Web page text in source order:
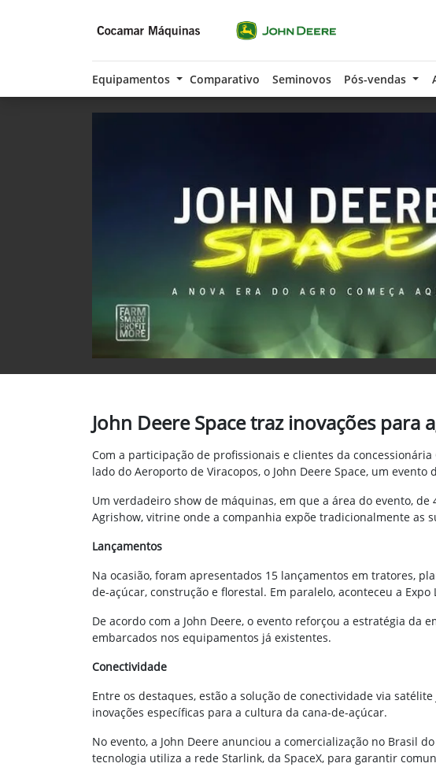
Equipamentos Comparativo Seminovos Pós-vendas
John Deere Space traz inovações
Com a participação de profissionais e clientes da
lado do Aeroporto de Viracopos, o John Deere Space, um
Um verdadeiro show de máquinas, em que a área do evento,
Agrishow, vitrine onde a companhia expõe tradicionalmente as
Lançamentos
Na ocasião, foram apresentados 15 lançamentos em tratores,
de-açúcar, construção e florestal. Em paralelo, aconteceu a
De acordo com a John Deere, o evento reforçou a estratégia
embarcados nos equipamentos já existentes.
Conectividade
Entre os destaques, estão a solução de conectividade via
inovações específicas para a cultura da cana-de-açúcar.
No evento, a John Deere anunciou a comercialização no Brasil
tecnologia utiliza a rede Starlink, da SpaceX, para garantir